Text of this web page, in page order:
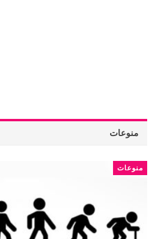
منوعات
منوعات